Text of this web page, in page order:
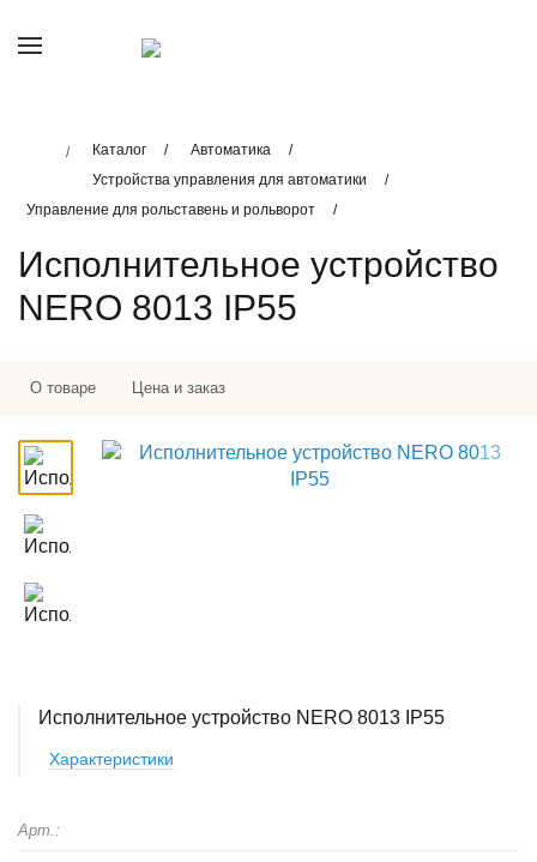
Каталог
Автоматика
Устройства управления для автоматики
Управление для рольставень и рольворот
Исполнительное устройство
NERO 8013 IP55
О товаре Цена и заказ
Исполнительное устройство NERO 8013 IP55
Характеристики
Арт.: